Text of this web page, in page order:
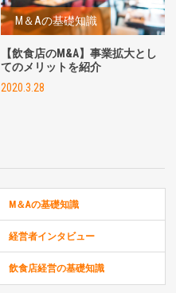
M＆Aの基礎知識
【飲食店のM&A】事業拡大とし
てのメリットを紹介
2020.3.28
M＆Aの基礎知識
経営者インタビュー
飲食店経営の基礎知識